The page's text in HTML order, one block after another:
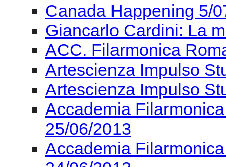
Canada Happening 5/
Giancarlo Cardini: La
ACC. Filarmonica
Artescienza Impulso
Artescienza Impulso
Accademia
25/06/2013
Accademia